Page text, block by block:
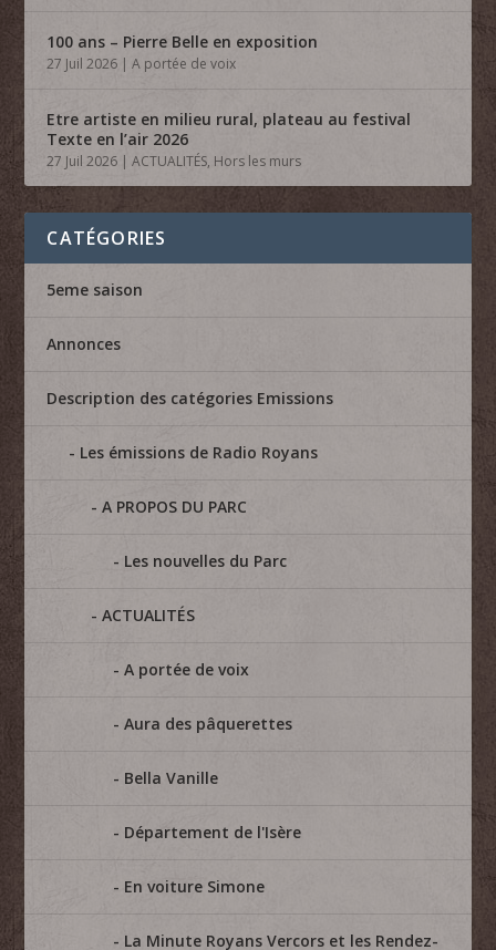
100 ans – Pierre Belle en exposition
27 Juil 2026 |A portée de voix
Etre artiste en milieu rural, plateau au festival
Texte en l’air 2026
27 Juil 2026 |ACTUALITÉS, Hors les murs
CATÉGORIES
5eme saison
Annonces
Description des catégories Emissions
Les émissions de Radio Royans
A PROPOS DU PARC
Les nouvelles du Parc
ACTUALITÉS
A portée de voix
Aura des pâquerettes
Bella Vanille
Département de l'Isère
En voiture Simone
La Minute Royans Vercors et les Rendez-